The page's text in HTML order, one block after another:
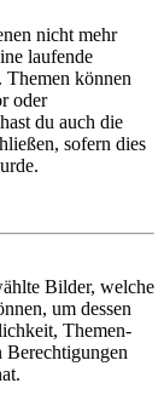
nicht mehr
laufende
Themen können
oder
du auch die
sofern dies
Bilder, welche
um dessen
Themen-
Berechtigungen